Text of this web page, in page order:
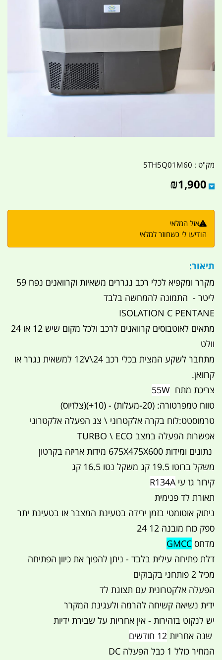
מק"ט : 5TH5Q01M60
₪1,900
אזל המלאי
הודיעו לי כשחוזר למלאי
תיאור:
מקרר ומקפיא לכלי רכב נגררים משאיות וקרוואנים נפח 59
ליטר - התמונה להמחשה בלבד
ISOLATION C PENTANE
מתאים לאוטבוסים קרוואנים לרכב ולכל מקום שיש 12 או 24
וולט
מתחבר לשקע המצית בכלי רכב 24\12V למשאית נגרר או
קרוואן.
צריכת מתח 55W
טווח טמפרטורה: (20-מעלות) - (10+)(צלזיוס)
טרמוסטט:לוח בקרה אלקטרוני \ צג הפעלה אלקטרוני
אפשרות הפעלה במצב TURBO \ ECO
נתונים ומידות 675X475X600 מידות אריזה בקרטון
משקל ברוטו 19.5 קג משקל נטו 16.5 קג
קירור גז עיR134A
תאורת לד פנימית
ניתוק אוטומטי בזמן ירידה בטעינת המצבר או בטעינת יתר
ספק כוח מובנה 12 24
מדחס GMCC
דלת פתיחה עילית בלבד - ניתן להפוך את כיוון הפתיחה
מכיל 2 פותחני בקבוקים
הפעלה אלקטרונית עם תצוגת לד
ידית נשיאה קשיחה להרמה ולעגינת המקרר
יש לנקוט בזהירות - אין אחריות על שבירת ידיות
שנה אחריות 12 חודשים
המחיר כולל 1 כבל הפעלה DC